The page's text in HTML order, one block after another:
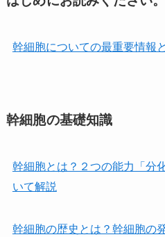
幹細胞についての最重要情報
幹細胞の基礎知識
幹細胞とは？２つの能力「分
いて解説
幹細胞の歴史とは？幹細胞の